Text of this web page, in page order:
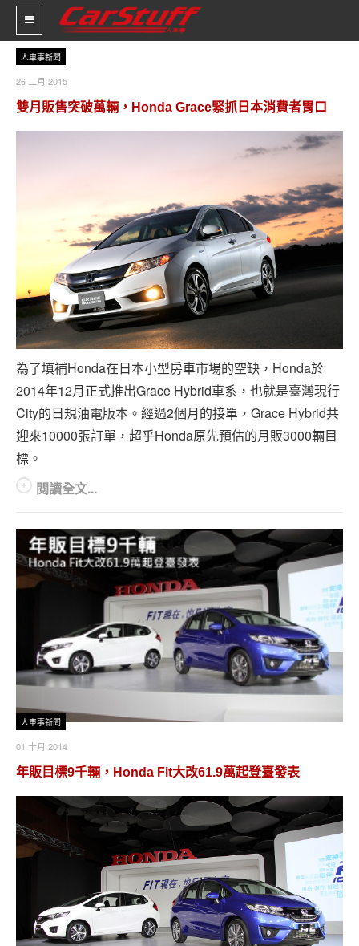
新車價格
車市新聞
輪胎特區
人車軼事
試車報導
專題報導
車型比拼
兩輪世界
人車事新聞
26 二月 2015
雙月販售突破萬輛，Honda Grace緊抓日本消費者胃口
為了填補Honda在日本小型房車市場的空缺，Honda於
2014年12月正式推出Grace Hybrid車系，也就是臺灣現行
City的日規油電版本。經過2個月的接單，Grace Hybrid共
迎來10000張訂單，超乎Honda原先預估的月販3000輛目
標。
閱讀全文...
人車事新聞
01 十月 2014
年販目標9千輛，Honda Fit大改61.9萬起登臺發表